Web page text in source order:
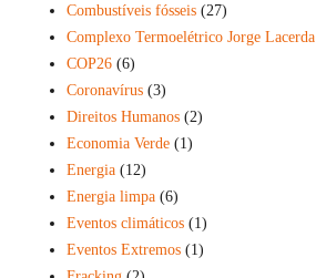
Combustíveis fósseis (27)
Complexo Termoelétrico Jorge Lacerda
COP26 (6)
Coronavírus (3)
Direitos Humanos (2)
Economia Verde (1)
Energia (12)
Energia limpa (6)
Eventos climáticos (1)
Eventos Extremos (1)